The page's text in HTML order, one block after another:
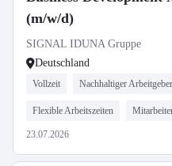
(m/w/d)
SIGNAL IDUNA Gruppe
Deutschland
Vollzeit Nachhaltiger Arbeitgeber
Flexible Arbeitszeiten
23.07.2026